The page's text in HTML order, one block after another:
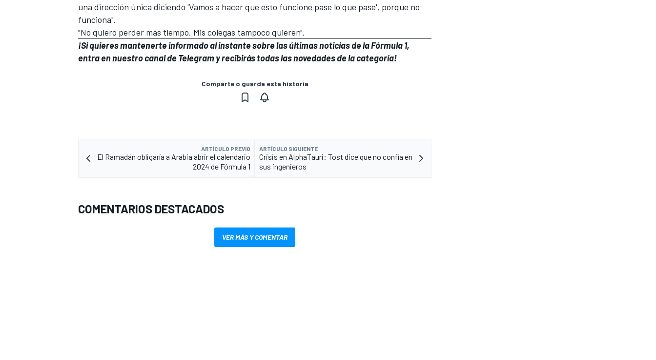
una dirección única diciendo 'Vamos a hacer que esto funcione pase lo que pase', porque no
funciona".
"No quiero perder más tiempo. Mis colegas tampoco quieren".
¡Si quieres mantenerte informado al instante sobre las últimas noticias de la Fórmula 1,
entra ennuestro canal de Telegramy recibirás todas las novedades de la categoría!
Comparte o guarda esta historia
ARTÍCULO PREVIO
El Ramadán obligaría a Arabia abrir el calendario
2024 de Fórmula 1
ARTÍCULO SIGUIENTE
Crisis en AlphaTauri: Tost dice que no confía en
sus ingenieros
COMENTARIOS DESTACADOS
VER MÁS Y COMENTAR